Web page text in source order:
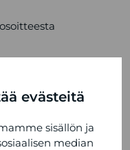
evästeitä
sisällön ja
median